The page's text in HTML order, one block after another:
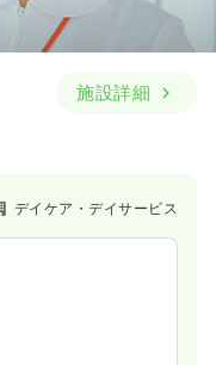
一時募集休止
施設詳細
デイケア・デイサービス